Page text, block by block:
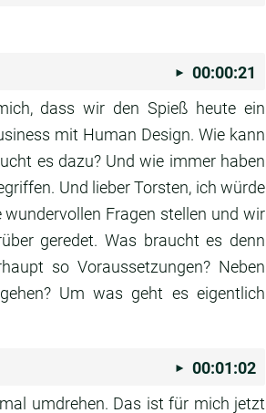
00:00:21
dass wir den Spieß heute ein
mit Human Design. Wie kann
es dazu? Und wie immer haben
Und lieber Torsten, ich würde
Fragen stellen und wir
geredet. Was braucht es denn
so Voraussetzungen? Neben
Um was geht es eigentlich
00:01:02
umdrehen. Das istfür mich jetzt